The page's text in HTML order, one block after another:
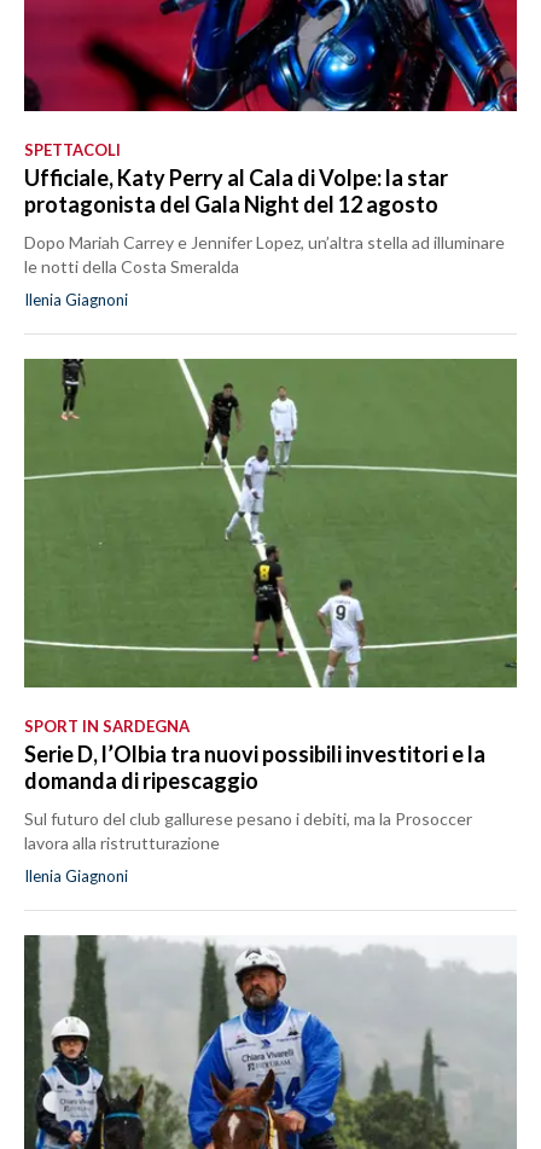
SPETTACOLI
Ufficiale, Katy Perry al Cala di Volpe: la star
protagonista del Gala Night del 12 agosto
Dopo Mariah Carrey e Jennifer Lopez, un’altra stella ad illuminare
le notti della Costa Smeralda
Ilenia Giagnoni
SPORT IN SARDEGNA
Serie D, l’Olbia tra nuovi possibili investitori e la
domanda di ripescaggio
Sul futuro del club gallurese pesano i debiti, ma la Prosoccer
lavora alla ristrutturazione
Ilenia Giagnoni